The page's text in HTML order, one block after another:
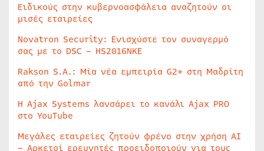
Ειδικούς στην κυβερνοασφάλεια αναζητούν οι
μισές εταιρείες
Novatron Security: Ενισχύστε τον συναγερμό
σας με το DSC – HS2016NKE
Rakson S.A.: Μία νέα εμπειρία G2+ στη Μαδρίτη
από την Golmar
Η Ajax Systems λανσάρει το κανάλι Ajax PRO
στο YouTube
Μεγάλες εταιρείες ζητούν φρένο στην χρήση AI
– Αρκετοί ερευνητές προειδοποιούν για τους